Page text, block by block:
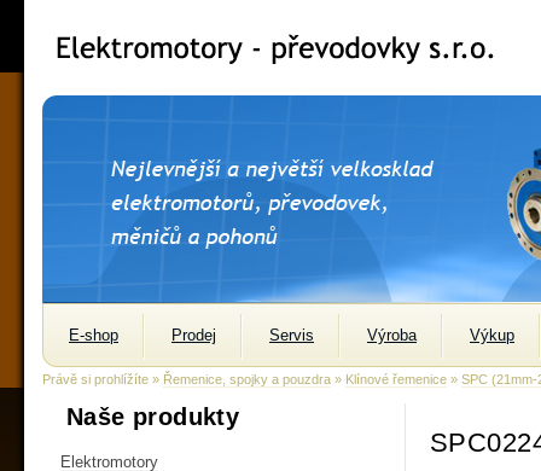
E-shop Prodej Servis Výroba Výkup
Právě si prohlížíte » Řemenice, spojky a pouzdra » Klínové řemenice » SPC (21mm-
Naše produkty
Elektromotory